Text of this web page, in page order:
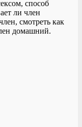
способ
ли член
смотреть как
домашний.